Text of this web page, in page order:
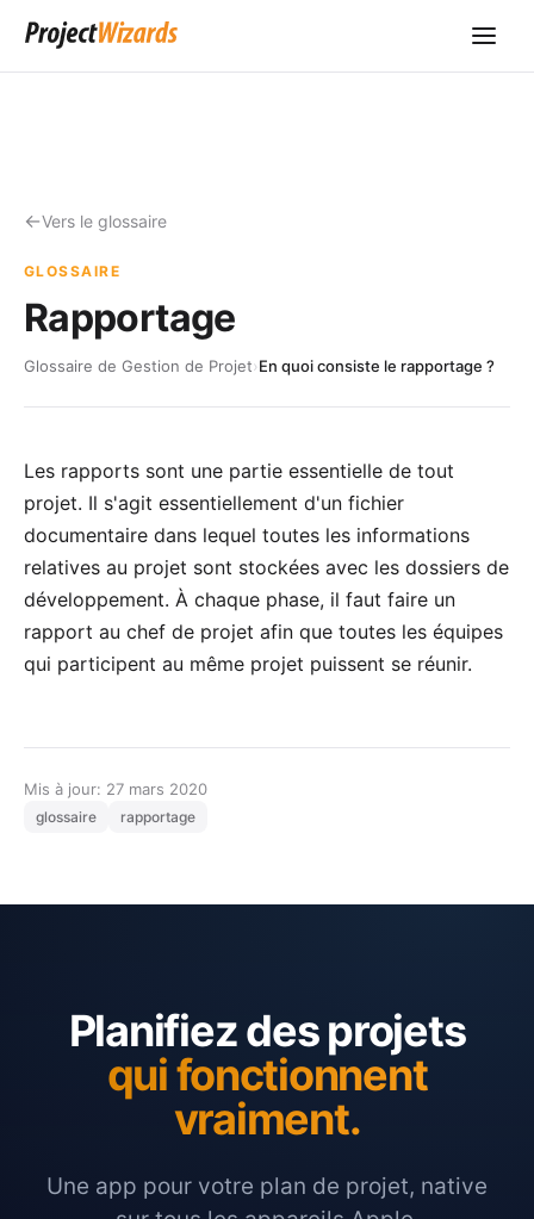
Vers le glossaire
GLOSSAIRE
Rapportage
Glossaire de Gestion de Projet›En quoi consiste le rapportage ?
Les rapports sont une partie essentielle de tout
projet. Il s'agit essentiellement d'un fichier
documentaire dans lequel toutes les informations
relatives au projet sont stockées avec les dossiers de
développement. À chaque phase, il faut faire un
rapport au chef de projet afin que toutes les équipes
qui participent au même projet puissent se réunir.
Mis à jour: 27 mars 2020
glossaire rapportage
Planifiez des projets
qui fonctionnent
vraiment.
Une app pour votre plan de projet, native